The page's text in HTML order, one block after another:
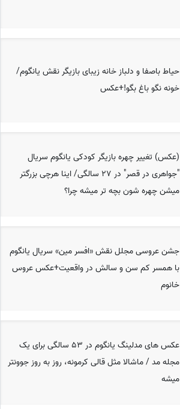
حیاط باصفا و دلباز خانه زیبای بازیگر نقش یانگوم/
خونه نگو باغ بگو!+عکس
(عکس) تغییر چهره بازیگر کودکی یانگوم سریال
"جواهری در قصر" در 27 سالگی/ اینا هرچی بزرگتر
میشن چهره شون بچه تر میشه چرا؟
جشن عروسی مجلل نقش «افسر مین» سریال یانگوم
با همسر کم سن و سالش در واقعیت+عکس عروس
خانوم
عکس های مدلینگ یانگوم در 53 سالگی برای یک
مجله مد / ماشالا مثل قالی کرمونه، روز به روز جوونتر
میشه